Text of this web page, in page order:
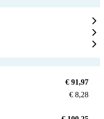
€ 91,97
€ 8,28